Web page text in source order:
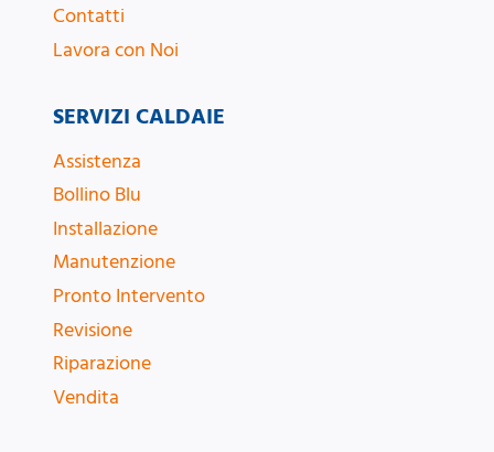
Contatti
Lavora con Noi
SERVIZI CALDAIE
Assistenza
Bollino Blu
Installazione
Manutenzione
Pronto Intervento
Revisione
Riparazione
Vendita